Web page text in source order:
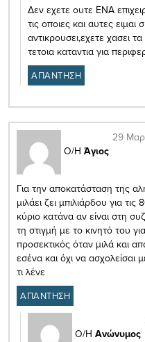
Δεν εχετε ουτε ΕΝΑ
τις οποιες και αυτες ειμαι
αντικρουσει,εχετε χασει
τετοια καταντια για
ΑΠΑΝΤΗΣΗ
Ο/Η Άγιος
29
Για την αποκατάσταση της
μιλάει ζει μπιλιάρδου για
κύριο κατάνα αν είναι στη
τη στιγμή με το κινητό του
προσεκτικός όταν μιλά και
εσένα και όχι να ασχολείσαι
τι λένε
ΑΠΑΝΤΗΣΗ
Ο/Η Ανώνυμος